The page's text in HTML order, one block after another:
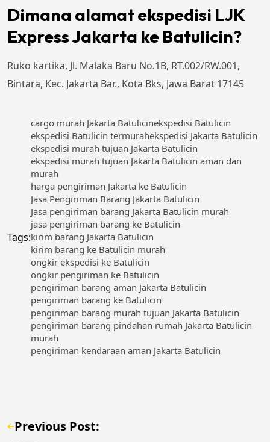
Dimana alamat ekspedisi LJK
Express Jakarta ke Batulicin?
Ruko kartika, Jl. Malaka Baru No.1B, RT.002/RW.001,
Bintara, Kec. Jakarta Bar., Kota Bks, Jawa Barat 17145
Tags:
cargo murah Jakarta Batulicinekspedisi Batulicin
ekspedisi Batulicin termurahekspedisi Jakarta Batulicin
ekspedisi murah tujuan Jakarta Batulicin
ekspedisi murah tujuan Jakarta Batulicin aman dan
murah
harga pengiriman Jakarta ke Batulicin
Jasa Pengiriman Barang Jakarta Batulicin
Jasa pengiriman barang Jakarta Batulicin murah
jasa pengiriman barang ke Batulicin
kirim barang Jakarta Batulicin
kirim barang ke Batulicin murah
ongkir ekspedisi ke Batulicin
ongkir pengiriman ke Batulicin
pengiriman barang aman Jakarta Batulicin
pengiriman barang ke Batulicin
pengiriman barang murah tujuan Jakarta Batulicin
pengiriman barang pindahan rumah Jakarta Batulicin
murah
pengiriman kendaraan aman Jakarta Batulicin
Previous Post: